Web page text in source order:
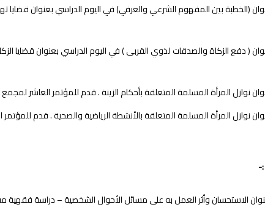
نوازل المرأة المسلمة المتعلقة بأحكام الزينة . قدم للمؤتمر العاشر لمجمع
الاستحسان وأثر العمل به على مسائل الأحوال الشخصية – دراسة فقهية مقارنة